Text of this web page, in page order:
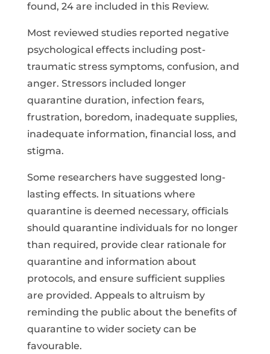
found, 24 are included in this Review.
Most reviewed studies reported negative
psychological effects including post-
traumatic stress symptoms, confusion, and
anger. Stressors included longer
quarantine duration, infection fears,
frustration, boredom, inadequate supplies,
inadequate information, financial loss, and
stigma.
Some researchers have suggested long-
lasting effects. In situations where
quarantine is deemed necessary, officials
should quarantine individuals for no longer
than required, provide clear rationale for
quarantine and information about
protocols, and ensure sufficient supplies
are provided. Appeals to altruism by
reminding the public about the benefits of
quarantine to wider society can be
favourable.